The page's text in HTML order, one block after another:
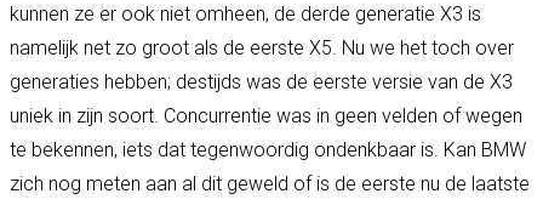
kunnen ze er ook niet omheen, de derde generatie X3 is
namelijk net zo groot als de eerste X5. Nu we het toch over
generaties hebben; destijds was de eerste versie van de X3
uniek in zijn soort. Concurrentie was in geen velden of wegen
te bekennen, iets dat tegenwoordig ondenkbaar is. Kan BMW
zich nog meten aan al dit geweld of is de eerste nu de laatste